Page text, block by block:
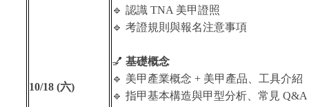
10/18 (六)
🔹 認識 TNA 美甲證照
🔹 考證規則與報名注意事項
💅 基礎概念
🔹 美甲產業概念 + 美甲產品、工具介紹
🔹 指甲基本構造與甲型分析、常見 Q&A